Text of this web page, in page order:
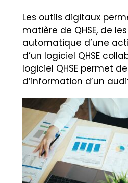
Les outils digitaux
matière de QHSE, de
automatique d’une
d’un logiciel QHSE
logiciel QHSE permet
d’information d’un